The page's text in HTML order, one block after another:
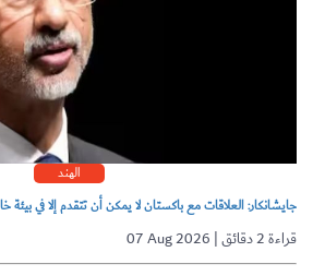
الهند
جايشانكار: العلاقات مع باكستان لا يمكن أن تتقدم إلا في بيئة
07 Aug 2026 | قراءة 2 دقائق